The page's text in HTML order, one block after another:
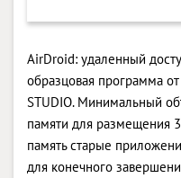
AirDroid: удаленный
образцовая программа
STUDIO. Минимальный
памяти для размещения
память старые
для конечного